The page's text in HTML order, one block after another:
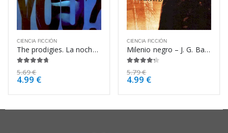
CIENCIA FICCIÓN
The prodigies. La noche de los niños – Bernard Lenteric
5.69€
4.99 €
CIENCIA FICCIÓN
Milenio negro – J. G. Ballard
5.79€
4.99 €